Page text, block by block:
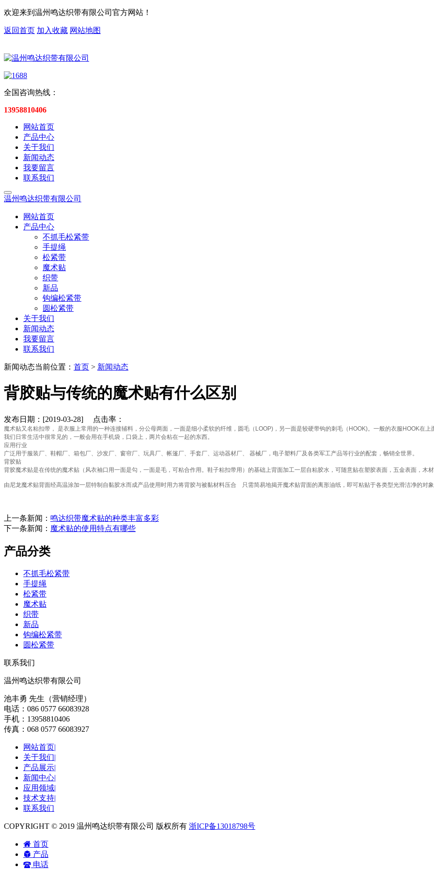
欢迎来到温州鸣达织带有限公司官方网站！
返回首页 加入收藏 网站地图
全国咨询热线：
13958810406
网站首页
产品中心
关于我们
新闻动态
我要留言
联系我们
温州鸣达织带有限公司
网站首页
产品中心
不抓毛松紧带
手提绳
松紧带
魔术贴
织带
新品
钩编松紧带
圆松紧带
关于我们
新闻动态
我要留言
联系我们
新闻动态当前位置： 首页 > 新闻动态
背胶贴与传统的魔术贴有什么区别
发布日期：[2019-03-28] 点击率：
魔术贴又名粘扣带， 是衣服上常用的一种连接辅料，分公母两面，一面是细小柔软的纤维，圆毛（LOOP)，另一面是较硬带钩的刺毛（HOOK)。一般的衣服HOOK在上
我们日常生活中很常见的，一般会用在手机袋，口袋上，两片会粘在一起的东西。
应用行业
广泛用于服装厂、鞋帽厂、箱包厂、沙发厂、窗帘厂、玩具厂、帐篷厂、手套厂、运动器材厂、 器械厂，电子塑料厂及各类军工产品等行业的配套，畅销全世界。
背胶贴
背胶魔术贴是在传统的魔术贴（风衣袖口用一面是勾，一面是毛，可粘合作用。鞋子粘扣带用）的基础上背面加工一层自粘胶水，可随意贴在塑胶表面，五金表面，木
由尼龙魔术贴背面经高温涂加一层特制自黏胶水而成产品使用时用力将背胶与被黏材料压合 只需简易地揭开魔术贴背面的离形油纸，即可粘贴于各类型光滑洁净的对
上一条新闻： 鸣达织带魔术贴的种类丰富多彩
下一条新闻： 魔术贴的使用特点有哪些
产品分类
不抓毛松紧带
手提绳
松紧带
魔术贴
织带
新品
钩编松紧带
圆松紧带
联系我们
温州鸣达织带有限公司
池丰勇 先生（营销经理）
电话：086 0577 66083928
手机：13958810406
传真：068 0577 66083927
网站首页|
关于我们|
产品展示|
新闻中心|
应用领域|
技术支持|
联系我们
COPYRIGHT © 2019 温州鸣达织带有限公司 版权所有 浙ICP备13018798号
首页
产品
电话